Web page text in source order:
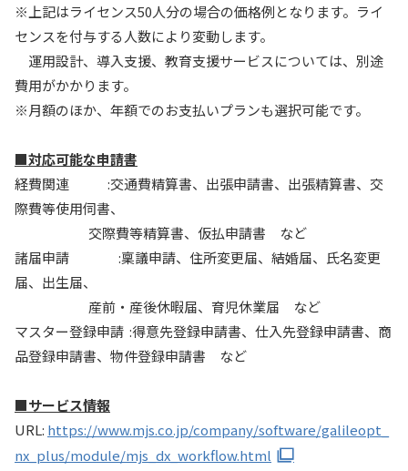
※上記はライセンス50人分の場合の価格例となります。ライ
センスを付与する人数により変動します。
運用設計、導入支援、教育支援サービスについては、別途
費用がかかります。
※月額のほか、年額でのお支払いプランも選択可能です。
■対応可能な申請書
経費関連 :交通費精算書、出張申請書、出張精算書、交
際費等使用伺書、
交際費等精算書、仮払申請書 など
諸届申請 :稟議申請、住所変更届、結婚届、氏名変更
届、出生届、
産前・産後休暇届、育児休業届 など
マスター登録申請 :得意先登録申請書、仕入先登録申請書、商
品登録申請書、物件登録申請書 など
■サービス情報
URL: https://www.mjs.co.jp/company/software/galileopt_
nx_plus/module/mjs_dx_workflow.html